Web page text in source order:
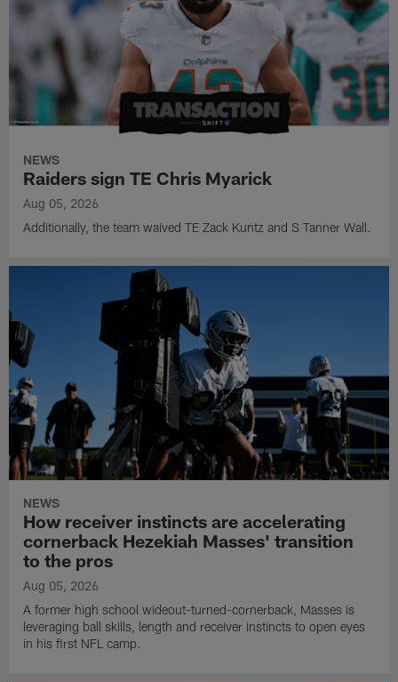
NEWS
Raiders sign TE Chris Myarick
Aug 05, 2026
Additionally, the team waived TE Zack Kuntz and S Tanner Wall.
NEWS
How receiver instincts are accelerating
cornerback Hezekiah Masses' transition
to the pros
Aug 05, 2026
A former high school wideout-turned-cornerback, Masses is
leveraging ball skills, length and receiver instincts to open eyes
in his first NFL camp.